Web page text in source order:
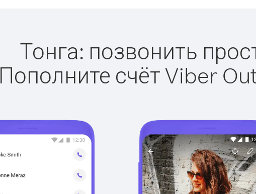
Тонга: позвонить
Пополните счёт Viber